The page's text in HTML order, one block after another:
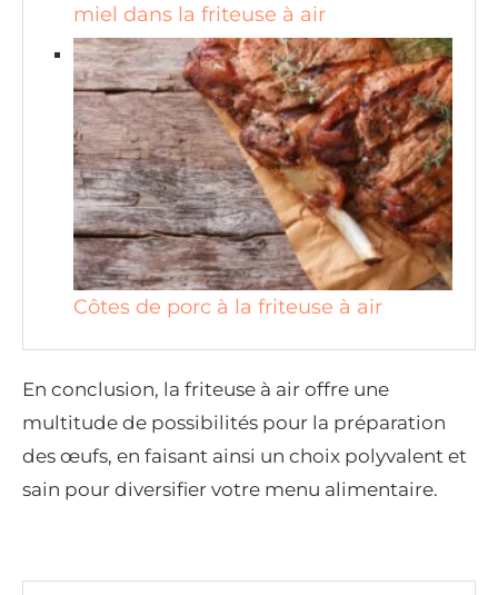
miel dans la friteuse à air
Côtes de porc à la friteuse à air
En conclusion, la friteuse à air offre une
multitude de possibilités pour la préparation
des œufs, en faisant ainsi un choix polyvalent et
sain pour diversifier votre menu alimentaire.